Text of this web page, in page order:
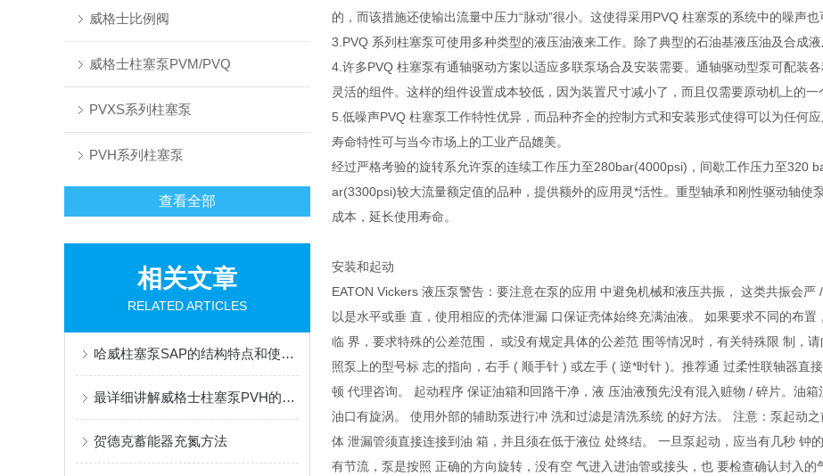
威格士比例阀
威格士柱塞泵PVM/PVQ
PVXS系列柱塞泵
PVH系列柱塞泵
查看全部
相关文章
RELATED ARTICLES
哈威柱塞泵SAP的结构特点和使用维护方式
最详细讲解威格士柱塞泵PVH的优点与型号，一目了然
贺德克蓄能器充氮方法
的，而该措施还使输出流量中压力“脉动”很小。这使得采用PVQ 柱塞泵的系统中的噪声也
3.PVQ 系列柱塞泵可使用多种类型的液压油液来工作。除了典型的石油基液压油及合成
4.许多PVQ 柱塞泵有通轴驱动方案以适应多联泵场合及安装需要。通轴驱动型泵可配装
灵活的组件。这样的组件设置成本较低，因为装置尺寸减小了，而且仅需要原动机上的一
5.低噪声PVQ 柱塞泵工作特性优异，而品种齐全的控制方式和安装形式使得可以为任何
寿命特性可与当今市场上的工业产品媲美。
经过严格考验的旋转系允许泵的连续工作压力至280bar(4000psi)，间歇工作压力至320
ar(3300psi)较大流量额定值的品种，提供额外的应用灵*活性。重型轴承和刚性驱动轴使
成本，延长使用寿命。
安装和起动
EATON Vickers 液压泵警告：要注意在泵的应用 中避免机械和液压共振， 这类共振会
以是水平或垂 直，使用相应的壳体泄漏 口保证壳体始终充满油液。 如果要求不同的布
临 界，要求特殊的公差范围， 或没有规定具体的公差范 围等情况时，有关特殊限 制，
照泵上的型号标 志的指向，右手 ( 顺手针 ) 或左手 ( 逆*时针 )。推荐通 过柔性联轴器直
顿 代理咨询。 起动程序 保证油箱和回路干净，液 压油液预先没有混入赃物 / 碎片。油
油口有旋涡。 使用外部的辅助泵进行冲 洗和过滤是清洗系统 的好方法。 注意：泵起动
体 泄漏管须直接连接到油 箱，并且须在低于液位 处终结。 一旦泵起动，应当有几秒 钟
有节流，泵是按照 正确的方向旋转，没有空 气进入进油管或接头，也 要检查确认封入